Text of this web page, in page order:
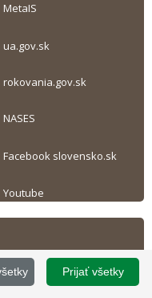
MetaIS
ua.gov.sk
rokovania.gov.sk
NASES
Facebook slovensko.sk
Youtube
Prijať všetky